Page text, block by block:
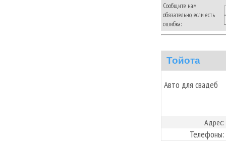
Сообщите нам
обязательно, если есть
ошибка:
Тойота
Авто для свадеб
Адрес:
Телефоны: